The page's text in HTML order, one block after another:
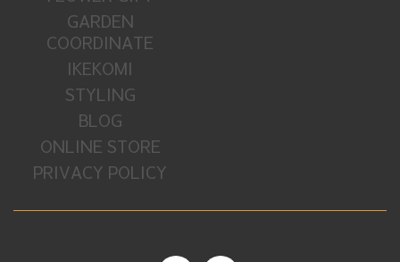
GARDEN
COORDINATE
IKEKOMI
STYLING
BLOG
ONLINE STORE
PRIVACY POLICY